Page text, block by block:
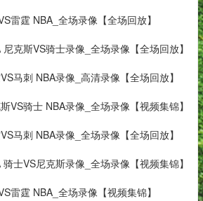
雷霆 NBA_全场录像【全场回放】
克斯VS骑士录像_全场录像【全场回放】
马刺 NBA录像_高清录像【全场回放】
VS骑士 NBA录像_全场录像【视频集锦】
马刺 NBA录像_全场录像【全场回放】
士VS尼克斯录像_全场录像【视频集锦】
雷霆 NBA_全场录像【视频集锦】